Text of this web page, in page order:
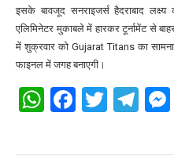
इसके बावजूद सनराइजर्स हैदराबाद
एलिमिनेटर मुकाबले में हारकर टूर्नामेंट से
में शुक्रवार को Gujarat Titans का
फाइनल में जगह बनाएगी।
WhatsApp